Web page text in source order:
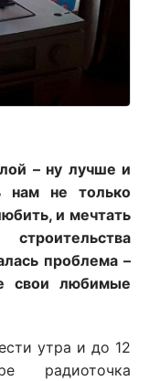
– ну лучше и
нам не только
и мечтать
проблема –
свои любимые
утра и до 12
радиоточка